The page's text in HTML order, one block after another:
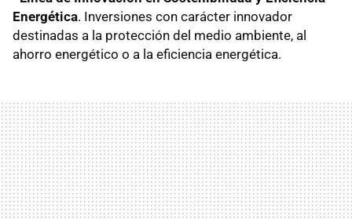
Energética. Inversiones con carácter innovador
destinadas a la protección del medio ambiente, al
ahorro energético o a la eficiencia energética.